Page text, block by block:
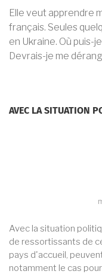
Elle veut apprendre
français. Seules
en Ukraine. Où puis-
Devrais-je me
AVEC LA SITUATION
Avec la situation
de ressortissants de
pays d'accueil,
notamment le cas